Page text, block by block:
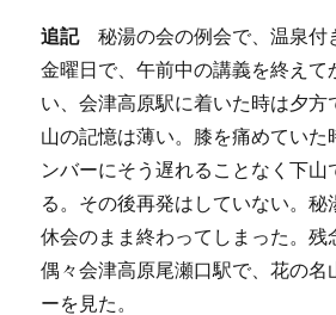
追記秘湯の会の例会で、温泉付
金曜日で、午前中の講義を終えて
い、会津高原駅に着いた時は夕方
山の記憶は薄い。膝を痛めていた
ンバーにそう遅れることなく下山
る。その後再発はしていない。
休会のまま終わってしまった。残
偶々会津高原尾瀬口駅で、花の名
ーを見た。